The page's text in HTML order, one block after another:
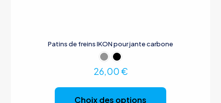
Patins de freins IKON pour jante carbone
26,00 €
Choix des options
produit